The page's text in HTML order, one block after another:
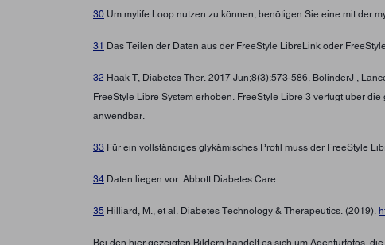
30 Um mylife Loop nutzen zu können, benötigen Sie eine mit der
31 Das Teilen der Daten aus der FreeStyle LibreLink oder
32 Haak T, Diabetes Ther. 2017 Jun;8(3):573-586. BolinderJ ,
FreeStyle Libre System erhoben. FreeStyle Libre 3 verfügt über
anwendbar.
33 Für ein vollständiges glykämisches Profil muss der FreeStyle
34 Daten liegen vor. Abbott Diabetes Care.
35 Hilliard, M., et al. Diabetes Technology & Therapeutics. (2019).
Bei den hier gezeigten Bildern handelt es sich um Agenturfotos,